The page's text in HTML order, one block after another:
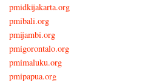
pmidkijakarta.org
pmibali.org
pmijambi.org
pmigorontalo.org
pmimaluku.org
pmipapua.org